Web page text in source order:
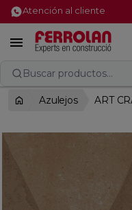
Atención al cliente

Buscar productos...
Azulejos ART